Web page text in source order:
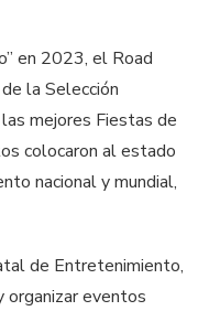
en 2023, el Road
la Selección
mejores Fiestas de
colocaron al estado
nacional y mundial,
de Entretenimiento,
organizar eventos